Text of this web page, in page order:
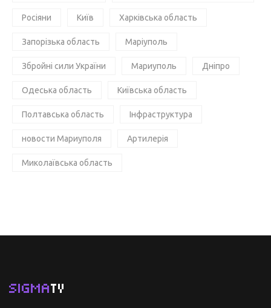
Росіяни Київ Харківська область
Запорізька область Маріуполь
Збройні сили України Мариуполь Дніпро
Одеська область Київська область
Полтавська область Інфраструктура
новости Мариуполя Артилерія
Миколаївська область
SIGMATV